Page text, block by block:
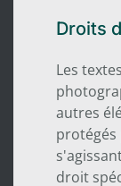
Droits
Les
autres
droit